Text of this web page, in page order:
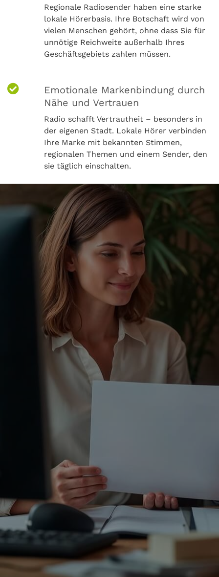
Regionale Radiosender haben eine starke
lokale Hörerbasis. Ihre Botschaft wird von
vielen Menschen gehört, ohne dass Sie für
unnötige Reichweite außerhalb Ihres
Geschäftsgebiets zahlen müssen.
Emotionale Markenbindung durch
Nähe und Vertrauen
Radio schafft Vertrautheit – besonders in
der eigenen Stadt. Lokale Hörer verbinden
Ihre Marke mit bekannten Stimmen,
regionalen Themen und einem Sender, den
sie täglich einschalten.